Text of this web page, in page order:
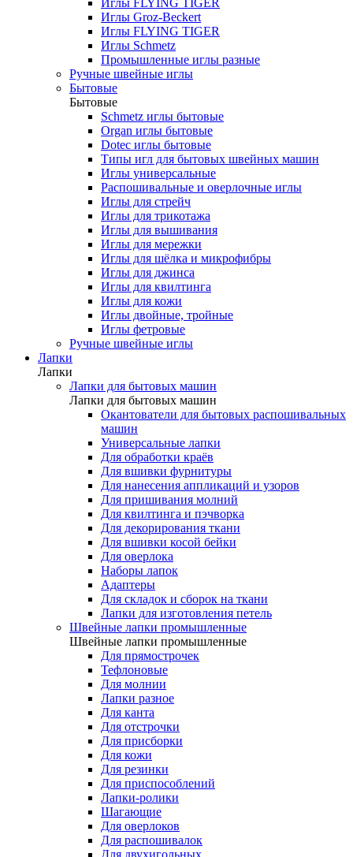
Иглы FLYING TIGER
Иглы Groz-Beckert
Иглы FLYING TIGER
Иглы Schmetz
Промышленные иглы разные
Ручные швейные иглы
Бытовые
Бытовые
Schmetz иглы бытовые
Organ иглы бытовые
Dotec иглы бытовые
Типы игл для бытовых швейных машин
Иглы универсальные
Распошивальные и оверлочные иглы
Иглы для стрейч
Иглы для трикотажа
Иглы для вышивания
Иглы для мережки
Иглы для шёлка и микрофибры
Иглы для джинса
Иглы для квилтинга
Иглы для кожи
Иглы двойные, тройные
Иглы фетровые
Ручные швейные иглы
Лапки
Лапки
Лапки для бытовых машин
Лапки для бытовых машин
Окантователи для бытовых распошивальных
машин
Универсальные лапки
Для обработки краёв
Для вшивки фурнитуры
Для нанесения аппликаций и узоров
Для пришивания молний
Для квилтинга и пэчворка
Для декорирования ткани
Для вшивки косой бейки
Для оверлока
Наборы лапок
Адаптеры
Для складок и сборок на ткани
Лапки для изготовления петель
Швейные лапки промышленные
Швейные лапки промышленные
Для прямострочек
Тефлоновые
Для молнии
Лапки разное
Для канта
Для отстрочки
Для присборки
Для кожи
Для резинки
Для приспособлений
Лапки-ролики
Шагающие
Для оверлоков
Для распошивалок
Для двухигольных